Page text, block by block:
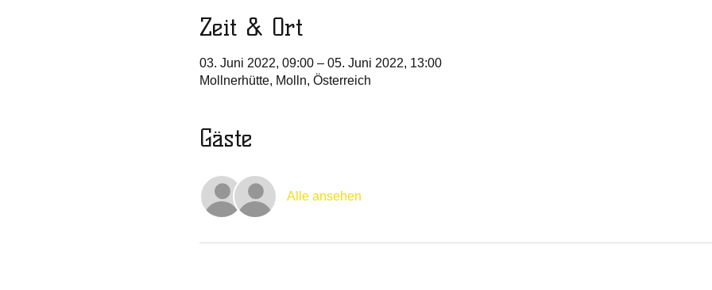
Zeit & Ort
03. Juni 2022, 09:00 – 05. Juni 2022, 13:00
Mollnerhütte, Molln, Österreich
Gäste
Alle ansehen